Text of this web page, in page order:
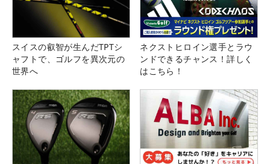
スイスの叡智が生んだTPTシ
ャフトで、ゴルフを異次元の
世界へ
ネクストヒロイン選手とラウ
ンドできるチャンス！詳しく
はこちら！